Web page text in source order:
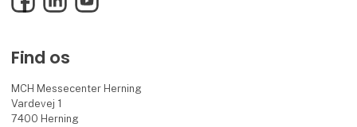
Find os
MCH Messecenter Herning
Vardevej 1
7400 Herning